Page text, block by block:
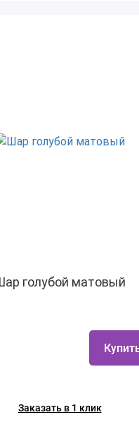
голубой матовый
Заказать в 1 клик